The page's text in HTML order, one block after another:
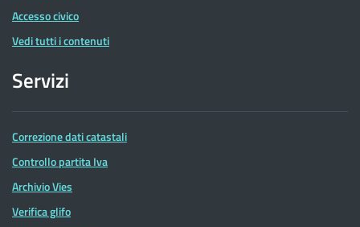
Accesso civico
Vedi tutti i contenuti
Servizi
Correzione dati catastali
Controllo partita Iva
Archivio Vies
Verifica glifo